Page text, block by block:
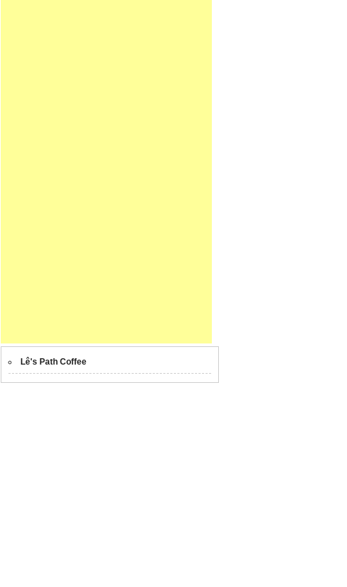
Lê's Path Coffee